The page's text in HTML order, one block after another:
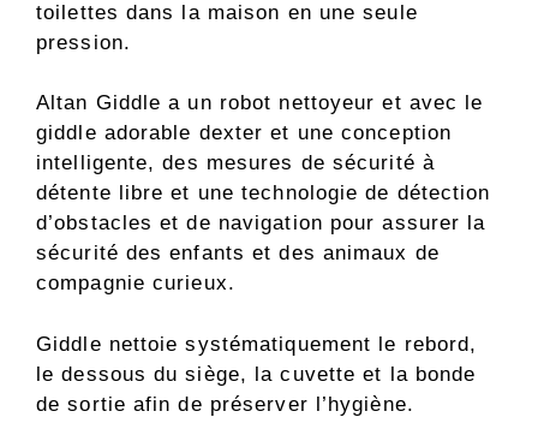
toilettes dans la maison en une seule
pression.
Altan Giddle a un robot nettoyeur et avec le
giddle adorable dexter et une conception
intelligente, des mesures de sécurité à
détente libre et une technologie de détection
d’obstacles et de navigation pour assurer la
sécurité des enfants et des animaux de
compagnie curieux.
Giddle nettoie systématiquement le rebord,
le dessous du siège, la cuvette et la bonde
de sortie afin de préserver l’hygiène.